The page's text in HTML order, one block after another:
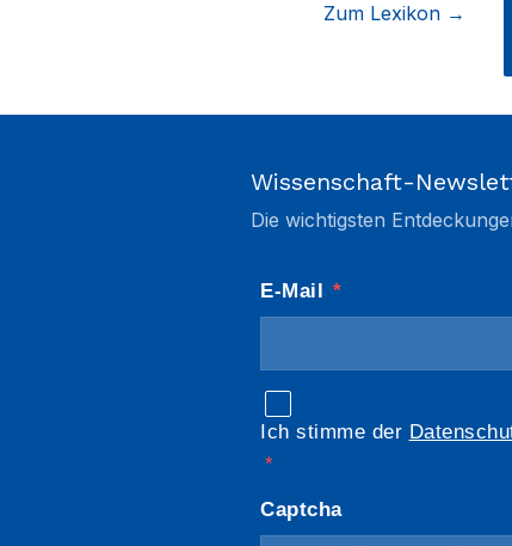
Zum Lexikon →
Wissenschaft-
Die wichtigsten